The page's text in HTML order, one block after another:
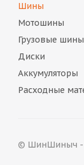
Шины
Мотошины
Грузовые шины
Диски
Аккумуляторы
Расходные
© ШинШиныч -